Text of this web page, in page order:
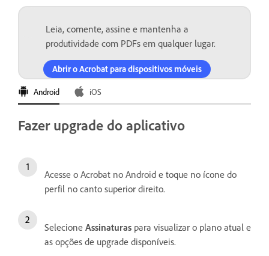
Leia, comente, assine e mantenha a
produtividade com PDFs em qualquer lugar.
Abrir o Acrobat para dispositivos móveis
Android iOS
Fazer upgrade do aplicativo
Acesse o Acrobat no Android e toque no ícone do
perfil no canto superior direito.
Selecione Assinaturas para visualizar o plano atual e
as opções de upgrade disponíveis.